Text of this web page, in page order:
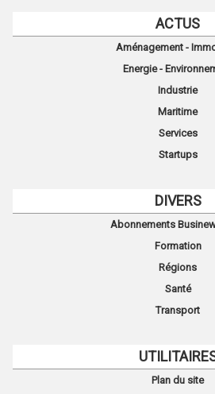
ACTUS
Aménagement -
Energie -
Industrie
Maritime
Services
Startups
DIVERS
Abonnements
Formation
Régions
Santé
Transport
Plan du site